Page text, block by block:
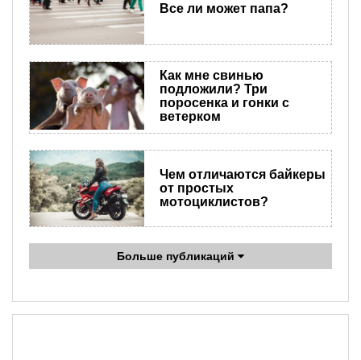
Все ли может папа?
Как мне свинью
подложили? Три
поросенка и гонки с
ветерком
Чем отличаются байкеры
от простых
мотоциклистов?
Больше публикаций